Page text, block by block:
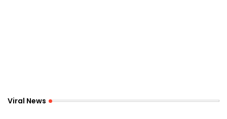
Viral News